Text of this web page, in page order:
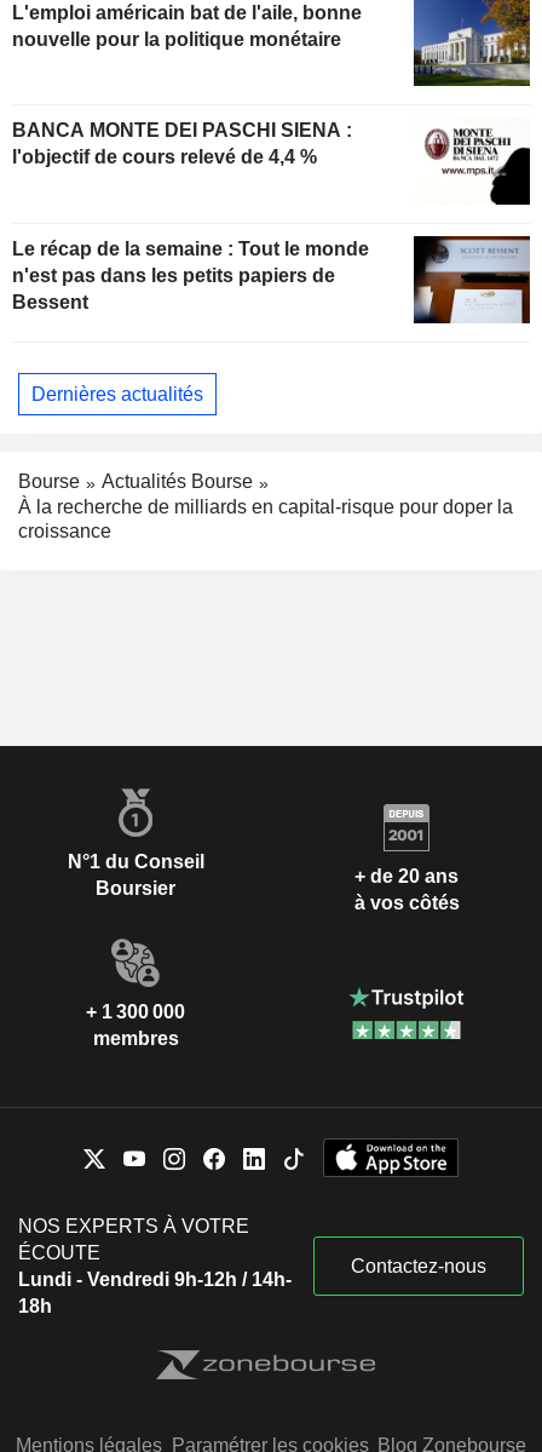
L'emploi américain bat de l'aile, bonne
nouvelle pour la politique monétaire
BANCA MONTE DEI PASCHI SIENA :
l'objectif de cours relevé de 4,4 %
Le récap de la semaine : Tout le monde
n'est pas dans les petits papiers de
Bessent
Dernières actualités
Bourse
Actualités Bourse
À la recherche de milliards en capital-risque pour doper la
croissance
N°1 du Conseil
Boursier
+ de 20 ans
à vos côtés
+ 1 300 000
membres
NOS EXPERTS À VOTRE
ÉCOUTE
Lundi - Vendredi 9h-12h / 14h-
18h
Contactez-nous
Mentions légales Paramétrer les cookies Blog Zonebourse